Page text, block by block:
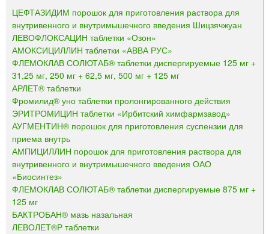
ЦЕФТАЗИДИМ порошок для приготовления раствора для
внутривенного и внутримышечного введения Шицзячжуан
ЛЕВОФЛОКСАЦИН таблетки «Озон»
АМОКСИЦИЛЛИН таблетки «АВВА РУС»
ФЛЕМОКЛАВ СОЛЮТАБ® таблетки диспергируемые 125 мг +
31,25 мг, 250 мг + 62,5 мг, 500 мг + 125 мг
АРЛЕТ® таблетки
Фромилид® уно таблетки пролонгированного действия
ЭРИТРОМИЦИН таблетки «Ирбитский химфармзавод»
АУГМЕНТИН® порошок для приготовления суспензии для
приема внутрь
АМПИЦИЛЛИН порошок для приготовления раствора для
внутривенного и внутримышечного введения ОАО
«Биосинтез»
ФЛЕМОКЛАВ СОЛЮТАБ® таблетки диспергируемые 875 мг +
125 мг
БАКТРОБАН® мазь назальная
ЛЕВОЛЕТ®Р таблетки